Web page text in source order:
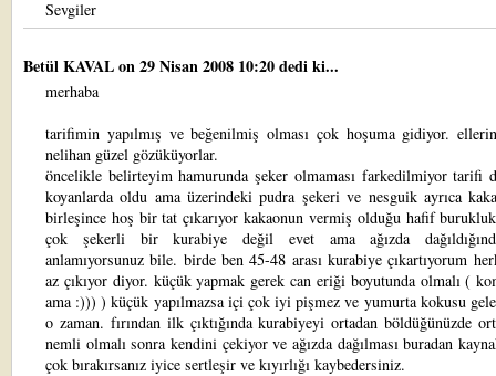
Sevgiler
Betül KAVALon 29 Nisan 2008 10:20 dedi ki...
merhaba
tarifimin yapılmış ve beğenilmiş olması çok hoşuma gidiyor.
nelihan güzel gözüküyorlar.
öncelikle belirteyim hamurunda şeker olmaması farkedilmiyor tarifi
koyanlarda oldu ama üzerindeki pudra şekeri ve nesguik ayrıca
birleşince hoş bir tat çıkarıyor kakaonun vermiş olduğu hafif
çok şekerli bir kurabiye değil evet ama ağızda
anlamıyorsunuz bile. birde ben 45-48 arası kurabiye çıkartıyorum
az çıkıyor diyor. küçük yapmak gerek can eriği boyutunda olmalı (
ama :))) ) küçük yapılmazsa içi çok iyi pişmez ve yumurta kokusu
o zaman. fırından ilk çıktığında kurabiyeyi ortadan böldüğünüzde
nemli olmalı sonra kendini çekiyor ve ağızda dağılması buradan
çok bırakırsanız iyice sertleşir ve kıyırlığı kaybedersiniz.